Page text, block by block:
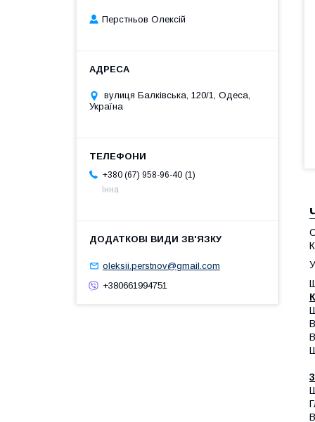
Перстньов Олексій
вулиця Балківська, 120/1, Одеса,
Україна
+380 (67) 958-96-40 1
Інна
oleksii.perstnov@gmail.com
+380661994751